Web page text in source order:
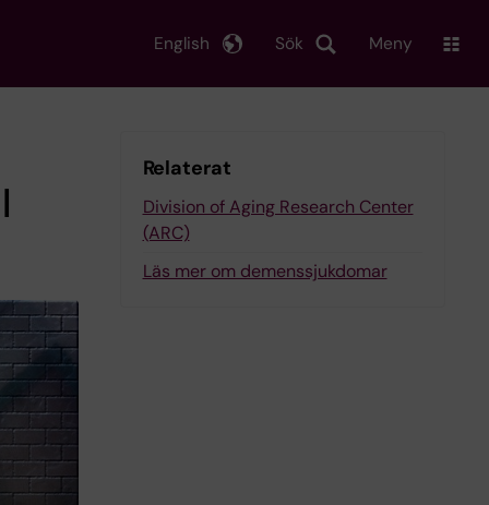
Sök
English Meny
Relaterat
Division of Aging Research Center
(ARC)
Läs mer om demenssjukdomar